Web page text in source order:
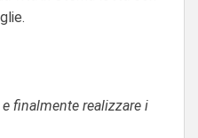
finalmente realizzare i